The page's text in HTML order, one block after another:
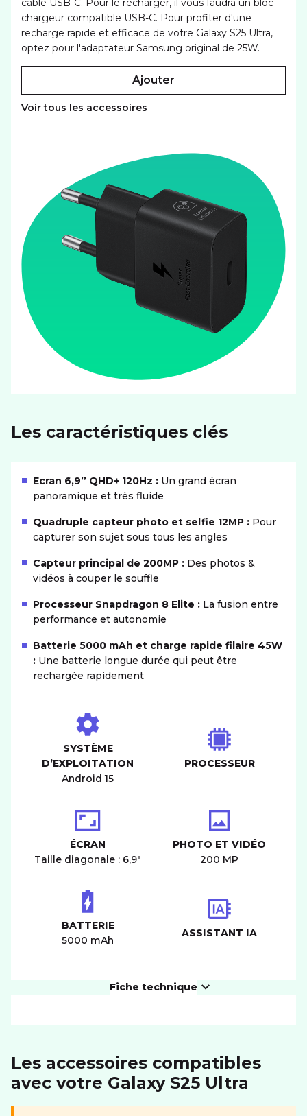
câble USB-C. Pour le recharger, il vous faudra un bloc
chargeur compatible USB-C. Pour profiter d'une
recharge rapide et efficace de votre Galaxy S25 Ultra,
optez pour l'adaptateur Samsung original de 25W.
ajouter
Voir tous les accessoires
Les caractéristiques clés
Ecran 6,9’’ QHD+ 120Hz : Un grand écran
panoramique et très fluide
Quadruple capteur photo et selfie 12MP : Pour
capturer son sujet sous tous les angles
Capteur principal de 200MP : Des photos &
vidéos à couper le souffle
Processeur Snapdragon 8 Elite : La fusion entre
performance et autonomie
Batterie 5000 mAh et charge rapide filaire 45W
: Une batterie longue durée qui peut être
rechargée rapidement
SYSTÈME
D’EXPLOITATION
Android 15
PROCESSEUR
ÉCRAN
Taille diagonale : 6,9"
PHOTO ET VIDÉO
200 MP
BATTERIE
5000 mAh
ASSISTANT IA
Fiche technique
Dimensions (LxIxH)
162.8 x 77.6 x 8.2 mm
Poids
218 g
Les accessoires compatibles
avec votre Galaxy S25 Ultra